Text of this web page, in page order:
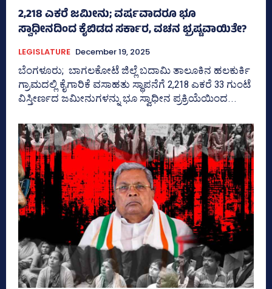
2,218 ಎಕರೆ ಜಮೀನು; ವರ್ಷವಾದರೂ ಭೂ
ಸ್ವಾಧೀನದಿಂದ ಕೈಬಿಡದ ಸರ್ಕಾರ, ವಚನ ಭ್ರಷ್ಟವಾಯಿತೇ?
LEGISLATURE December 19, 2025
ಬೆಂಗಳೂರು; ಬಾಗಲಕೋಟೆ ಜಿಲ್ಲೆ ಬದಾಮಿ ತಾಲೂಕಿನ ಹಲಕುರ್ಕಿ
ಗ್ರಾಮದಲ್ಲಿ ಕೈಗಾರಿಕೆ ವಸಾಹತು ಸ್ಥಾಪನೆಗೆ 2,218 ಎಕರೆ 33 ಗುಂಟೆ
ವಿಸ್ತೀರ್ಣದ ಜಮೀನುಗಳನ್ನು ಭೂ ಸ್ವಾಧೀನ ಪ್ರಕ್ರಿಯೆಯಿಂದ...